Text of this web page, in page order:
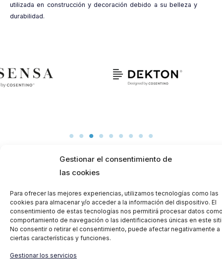
Gestionar el consentimiento de
las cookies
Para ofrecer las mejores experiencias, utilizamos tecnologías como las
cookies para almacenar y/o acceder a la información del dispositivo. El
consentimiento de estas tecnologías nos permitirá procesar datos
comportamiento de navegación o las identificaciones únicas en este
No consentir o retirar el consentimiento, puede afectar negativamente a
ciertas características y funciones.
Gestionar los servicios
utilizada en construcción y decoración debido a su belleza y
durabilidad.
Copyright © 2026 Decmar |Nota legal|Privacidad de datos
Declaración de accesibilidad